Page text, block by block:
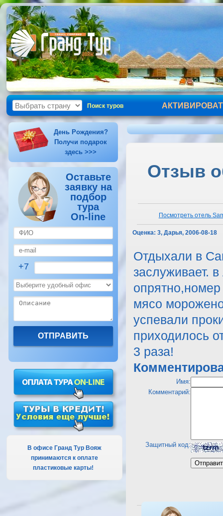
Поиск туров
День Рождения?
Получи подарок
здесь >>>
Оставьте
заявку на
подбор
тура
On-line
+7
В офисе Гранд Тур Вояж
принимаются к оплате
пластиковые карты!
Отзыв
Посмотреть отель
Оценка: 3, Дарья, 2006-08-18
Отдыхали в
заслуживает.
мясо
успевали
приходилось
3 раза!
Имя:
Комментарий:
Защитный код:
Посмотреть отель